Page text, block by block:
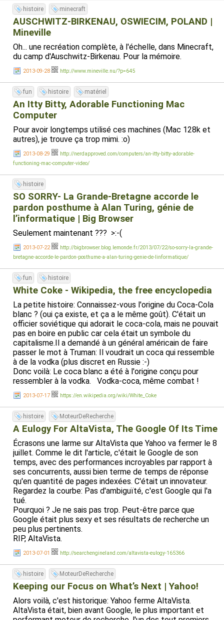
histoire minecraft
AUSCHWITZ-BIRKENAU, OSWIECIM, POLAND |
Mineville
Oh... une recréation complète, à l'échelle, dans Minecraft,
du camp d'Auschwitz-Birkenau. Pour la mémoire.
2013-09-28 http://www.mineville.nu/?p=645
fun histoire matériel
An Itty Bitty, Adorable Functioning Mac
Computer
Pour avoir longtemps utilisé ces machines (Mac 128k et
autres), je trouve ça trop mimi. :o)
2013-08-29
http://nerdapproved.com/computers/an-itty-bitty-adorable-
functioning-mac-computer-video/
histoire
SO SORRY- La Grande-Bretagne accorde le
pardon posthume à Alan Turing, génie de
l’informatique | Big Browser
Seulement maintenant ??? >:-(
2013-07-22
http://bigbrowser.blog.lemonde.fr/2013/07/22/so-sorry-la-grande-
bretagne-accorde-le-pardon-posthume-a-alan-turing-genie-de-linformatique/
fun histoire
White Coke - Wikipedia, the free encyclopedia
La petite histoire: Connaissez-vous l'origine du Coca-Cola
blanc ? (oui ça existe, et ça a le même goût). C'était un
officier soviétique qui adorait le coca-cola, mais ne pouvait
pas en boire en public car cela était un symbole du
capitalisme.Il a demandé à un général américain de faire
passer le mot à Truman: Il voudrait un coca qui ressemble
à de la vodka (plus discret en Russie :-)
Donc voilà: Le coca blanc a été à l'origine conçu pour
ressembler à la vodka. Vodka-coca, même combat !
2013-07-17 https://en.wikipedia.org/wiki/White_Coke
histoire MoteurDeRecherche
A Eulogy For AltaVista, The Google Of Its Time
Écrasons une larme sur AltaVista que Yahoo va fermer le 8
juillet. Comme le dit l'article, c'était le Google de son
temps, avec des performances incroyables par rapport à
ses concurrents, aussi bien terme de temps de réponse
qu'en quantité de pages indexées. C'était un innovateur.
Regardez la courbe: Pas d'ambiguïté, c'est Google qui l'a
tué.
Pourquoi ? Je ne sais pas trop. Peut-être parce que
Google était plus sexy et ses résultats de recherche un
peu plus pertinents.
RIP, AltaVista.
2013-07-01 http://searchengineland.com/altavista-eulogy-165366
histoire MoteurDeRecherche
Keeping our Focus on What’s Next | Yahoo!
Alors voilà, c'est historique: Yahoo ferme AltaVista.
AltaVista était, bien avant Google, le plus important et